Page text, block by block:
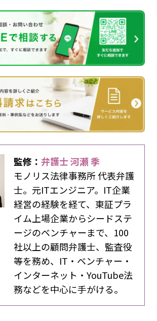
監修：弁護士 河瀬 季
モノリス法律事務所 代表弁護
士。元ITエンジニア。IT企業
経営の経験を経て、東証プラ
イム上場企業からシードステ
ージのベンチャーまで、100
社以上の顧問弁護士、監査役
等を務め、IT・ベンチャー・
インターネット・YouTube法
務などを中心に手がける。